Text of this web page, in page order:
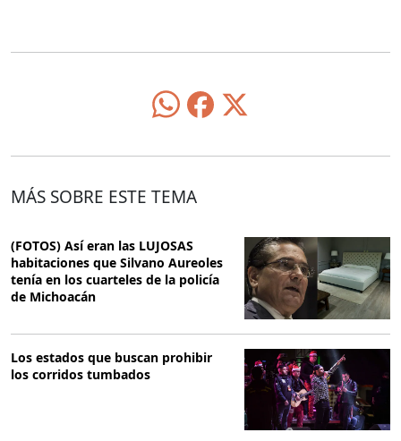
MÁS SOBRE ESTE TEMA
(FOTOS) Así eran las LUJOSAS
habitaciones que Silvano Aureoles
tenía en los cuarteles de la policía
de Michoacán
Los estados que buscan prohibir
los corridos tumbados